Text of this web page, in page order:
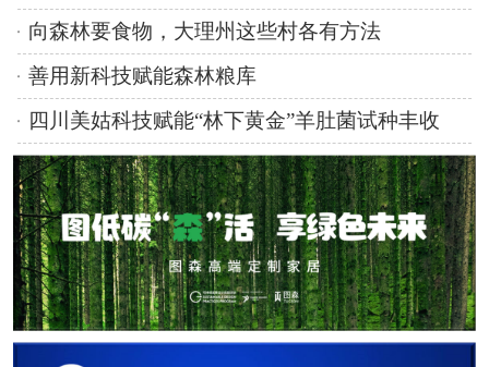
向森林要食物，大理州这些村各有方法
善用新科技赋能森林粮库
四川美姑科技赋能“林下黄金”羊肚菌试种丰收